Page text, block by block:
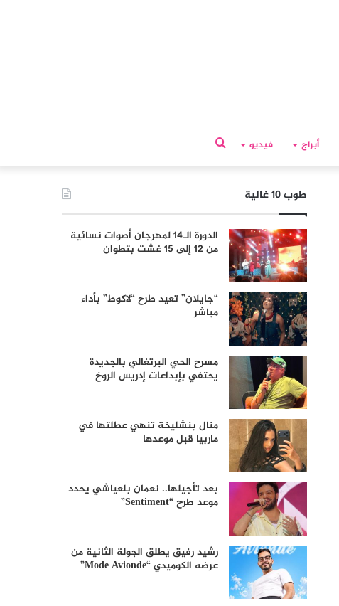
أبراج فيديو
طوب 10 غالية
الدورة الـ14 لمهرجان أصوات نسائية
من 12 إلى 15 غشت بتطوان
“جايلان” تعيد طرح “لاكوط” بأداء
مباشر
مسرح الحي البرتغالي بالجديدة
يحتفي بإبداعات إدريس الروخ
منال بنشليخة تنهي عطلتها في
ماربيا قبل موعدها
بعد تأجيلها.. نعمان بلعياشي يحدد
موعد طرح “Sentiment”
رشيد رفيق يطلق الجولة الثانية من
عرضه الكوميدي “Mode Avionde”